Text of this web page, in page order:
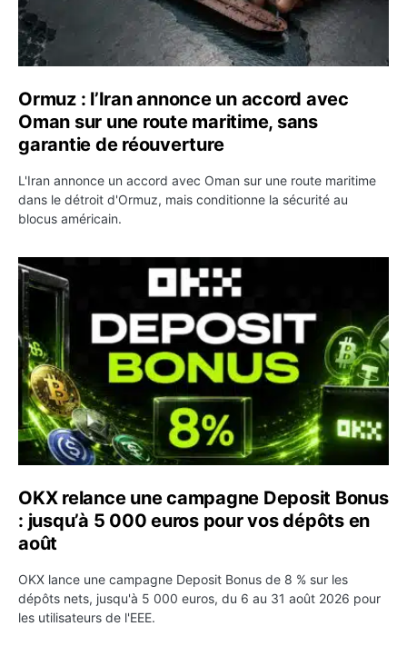
Ormuz : l’Iran annonce un accord avec
Oman sur une route maritime, sans
garantie de réouverture
L'Iran annonce un accord avec Oman sur une route maritime
dans le détroit d'Ormuz, mais conditionne la sécurité au
blocus américain.
OKX relance une campagne Deposit Bonus : jusqu’à 5
OKX relance une campagne Deposit Bonus
: jusqu’à 5 000 euros pour vos dépôts en
août
OKX lance une campagne Deposit Bonus de 8 % sur les
dépôts nets, jusqu'à 5 000 euros, du 6 au 31 août 2026 pour
les utilisateurs de l'EEE.